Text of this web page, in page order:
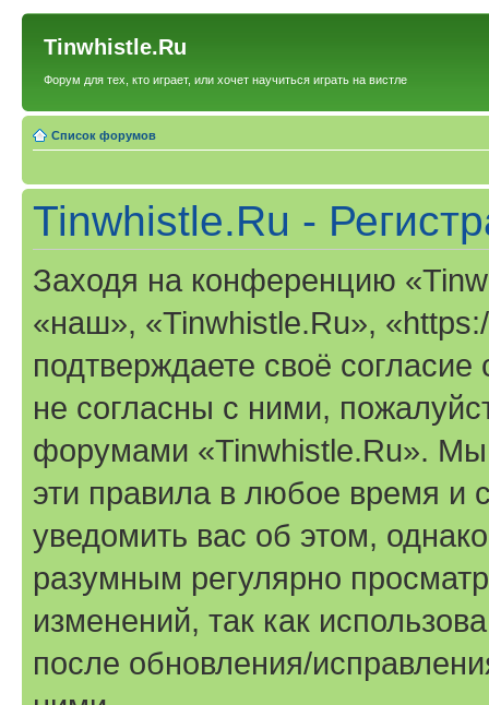
Tinwhistle.Ru
Форум для тех, кто играет, или хочет научиться играть на вистле
Список форумов
Tinwhistle.Ru -
Заходя на конференцию
«наш», «Tinwhistle.Ru»,
подтверждаете своё
не согласны с ними,
форумами «Tinwhistle.Ru». Мы
эти правила в любое время и
уведомить вас об этом,
разумным регулярно
изменений, так как
после обновления/